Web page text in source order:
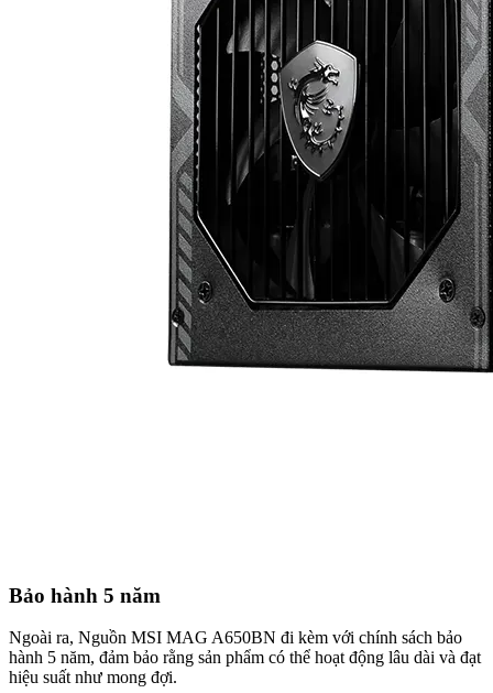
Bảo hành 5 năm
Ngoài ra, Nguồn MSI MAG A650BN đi kèm với chính sách bảo
hành 5 năm, đảm bảo rằng sản phẩm có thể hoạt động lâu dài và đạt
hiệu suất như mong đợi.